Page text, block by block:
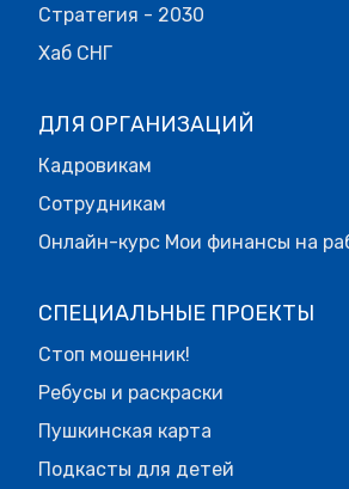
Стратегия - 2030
Хаб СНГ
ДЛЯ ОРГАНИЗАЦИЙ
Кадровикам
Сотрудникам
Онлайн-курс Мои финансы на
СПЕЦИАЛЬНЫЕ ПРОЕКТЫ
Стоп мошенник!
Ребусы и раскраски
Пушкинская карта
Подкасты для детей